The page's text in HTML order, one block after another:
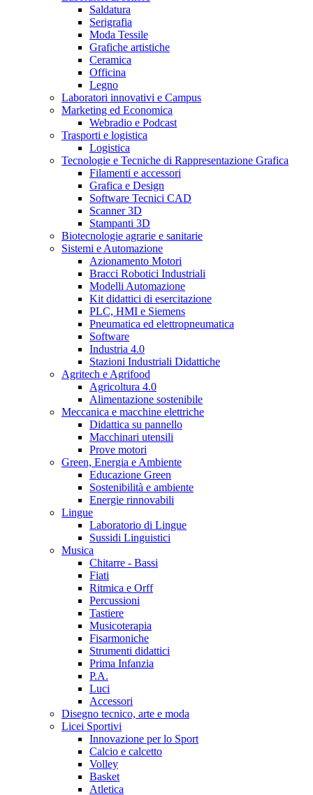
Saldatura
Serigrafia
Moda Tessile
Grafiche artistiche
Ceramica
Officina
Legno
Laboratori innovativi e Campus
Marketing ed Economica
Webradio e Podcast
Trasporti e logistica
Logistica
Tecnologie e Tecniche di Rappresentazione Grafica
Filamenti e accessori
Grafica e Design
Software Tecnici CAD
Scanner 3D
Stampanti 3D
Biotecnologie agrarie e sanitarie
Sistemi e Automazione
Azionamento Motori
Bracci Robotici Industriali
Modelli Automazione
Kit didattici di esercitazione
PLC, HMI e Siemens
Pneumatica ed elettropneumatica
Software
Industria 4.0
Stazioni Industriali Didattiche
Agritech e Agrifood
Agricoltura 4.0
Alimentazione sostenibile
Meccanica e macchine elettriche
Didattica su pannello
Macchinari utensili
Prove motori
Green, Energia e Ambiente
Educazione Green
Sostenibilità e ambiente
Energie rinnovabili
Lingue
Laboratorio di Lingue
Sussidi Linguistici
Musica
Chitarre - Bassi
Fiati
Ritmica e Orff
Percussioni
Tastiere
Musicoterapia
Fisarmoniche
Strumenti didattici
Prima Infanzia
P.A.
Luci
Accessori
Disegno tecnico, arte e moda
Licei Sportivi
Innovazione per lo Sport
Calcio e calcetto
Volley
Basket
Atletica